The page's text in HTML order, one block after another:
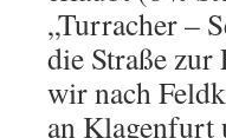
„Turracher –
die Straße zur
wir nach
an Klagenfurt